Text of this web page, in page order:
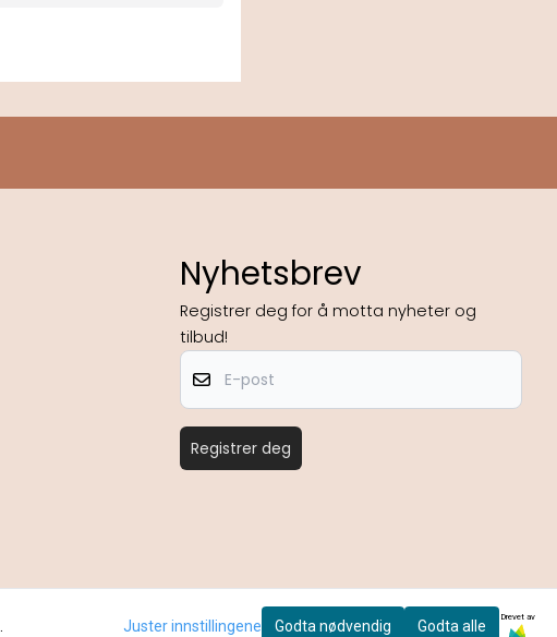
Nyhetsbrev
Registrer deg for å motta nyheter og
tilbud!
E-post
Registrer deg
Juster innstillingene Godta nødvendig Godta alle
Drevet av